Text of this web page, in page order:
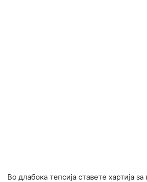
Во длабока тепсија ставете хартија